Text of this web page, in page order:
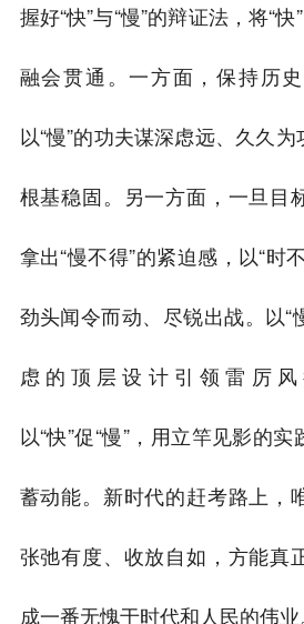
握好“快”与“慢”的辩证法，将“
融会贯通。一方面，保持历
以“慢”的功夫谋深虑远、久久为
根基稳固。另一方面，一旦目
拿出“慢不得”的紧迫感，以“时
劲头闻令而动、尽锐出战。以“
虑的顶层设计引领雷厉风
以“快”促“慢”，用立竿见影的
蓄动能。新时代的赶考路上，
张弛有度、收放自如，方能真
成一番无愧于时代和人民的伟业